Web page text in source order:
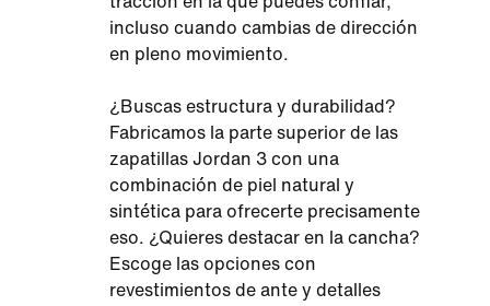
incluso cuando cambias de dirección
en pleno movimiento.
¿Buscas estructura y durabilidad?
Fabricamos la parte superior de las
zapatillas Jordan 3 con una
combinación de piel natural y
sintética para ofrecerte precisamente
eso. ¿Quieres destacar en la cancha?
Escoge las opciones con
revestimientos de ante y detalles